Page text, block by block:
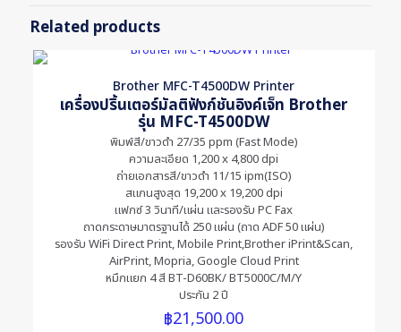
แดง ขนาด 100ML. แบบเติม”
Your email address will not be published. Required fields are
Your rating*
Related products
Brother MFC-T4500DW Printer
เครื่องปริ้นเตอร์มัลติฟังก์ชันอิงค์เจ็ท Brother
รุ่น MFC-T4500DW
พิมพ์สี/ขาวดำ 27/35 ppm (Fast Mode)
ความละเอียด 1,200 x 4,800 dpi
ถ่ายเอกสารสี/ขาวดำ 11/15 ipm(ISO)
สแกนสูงสุด 19,200 x 19,200 dpi
แฟกซ์ 3 วินาที/แผ่น และรองรับ PC Fax
ถาดกระดาษมาตรฐานได้ 250 แผ่น (ถาด ADF 50 แผ่น)
รองรับ WiFi Direct Print, Mobile Print,Brother iPrint&Scan,
AirPrint, Mopria, Google Cloud Print
หมึกแยก 4 สี BT-D60BK/ BT5000C/M/Y
ประกัน 2 ปี
฿21,500.00